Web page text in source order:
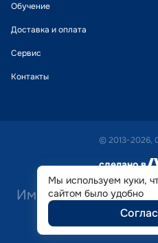
Обучение
Доставка и оплата
Сервис
Контакты
© 2013-2026,
сделано в
Имеются
Мы используем куки,
сайтом было удобно